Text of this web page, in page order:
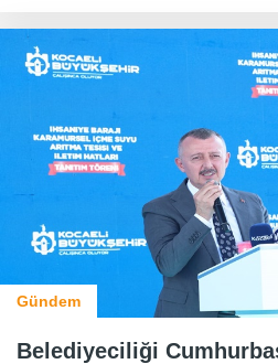
Gündem
Belediyeciliği